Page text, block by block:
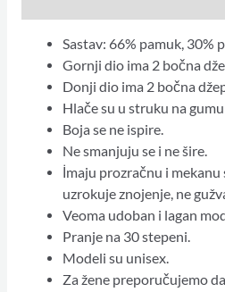
Sastav: 66% pamuk, 30%
Gornji dio ima 2 bočna
Donji dio ima 2 bočna
Hlače su u struku na
Boja se ne ispire.
Ne smanjuju se i ne šire.
İmaju prozračnu i
uzrokuje znojenje, ne
Veoma udoban i lagan
Pranje na 30 stepeni.
Modeli su unisex.
Za žene preporučujemo